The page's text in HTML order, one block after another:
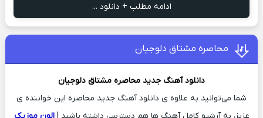
ادامه مطلب + دانلود ...
محاصره مشتاق دلوجیان
دانلود آهنگ جدید محاصره مشتاق دلوجیان
شما می‌توانید به علاوه ی دانلود آهنگ جدید محاصره این خواننده ی
عزیز، به آرشیو کامل آهنگ ها هم دسترسی داشته باشید |الون موزیک